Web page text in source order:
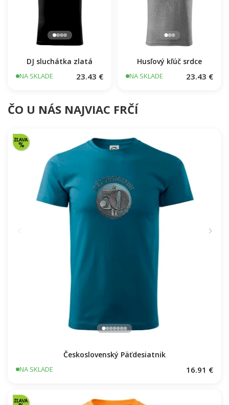
DJ sluchátka zlatá
NA SKLADE 23.43 €
Husľový kľúč srdce
NA SKLADE 23.43 €
ČO U NÁS NAJVIAC FRČÍ
Československý Päťdesiatnik
NA SKLADE 16.91 €